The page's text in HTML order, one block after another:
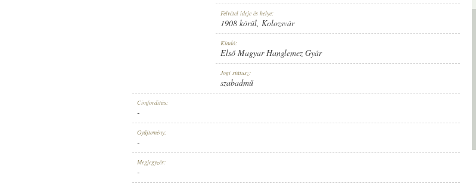
ELSŐ MAGYAR HANGLEMEZ GYÁR
LEMEZSZÁM:
Felvétel ideje és helye:
1908 körül, Kolozsvár
Kiadó:
Első Magyar Hanglemez Gyár
Jogi státusz:
szabadmű
Címfordítás:
-
Gyűjtemény:
-
Megjegyzés:
-